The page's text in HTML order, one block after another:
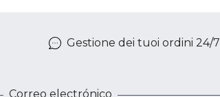
Gestione dei tuoi ordini 24/7
Correo electrónico